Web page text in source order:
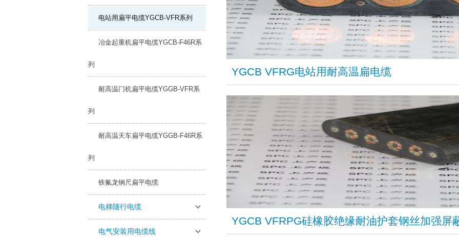
电站用扁平电缆YGCB-VFR系列
冶金起重机扁平电缆YGCB-F46R系
列
耐高温门机扁平电缆YGGB-VFR系
列
耐高温天车扁平电缆YGGB-F46R系
列
铁氟龙钢尺扁平电缆
电梯随行电缆
电气安装用电缆线
​YGCB VFRG电站用耐高温扁电缆
YGCB VFRPG硅橡胶绝缘耐油护套钢丝加强屏